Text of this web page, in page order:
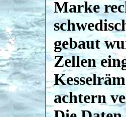
Marke
gebaut
Zellen
achtern